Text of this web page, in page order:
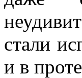
стали
и в